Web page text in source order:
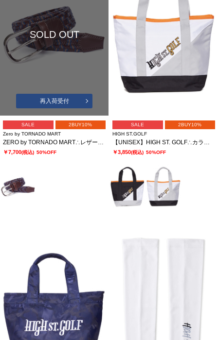
SOLD OUT
再入荷受付
SALE
2BUY10%
Zero by TORNADO MART
ZERO by TORNADO MART∴レザーウールストレッチメッシュベルト
￥7,700(税込) 50%OFF
SALE
2BUY10%
HIGH ST.GOLF
【UNISEX】HIGH ST. GOLF∴カラーブロッキング カートバッグ
￥3,850(税込) 50%OFF